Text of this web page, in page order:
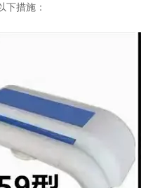
下措施：